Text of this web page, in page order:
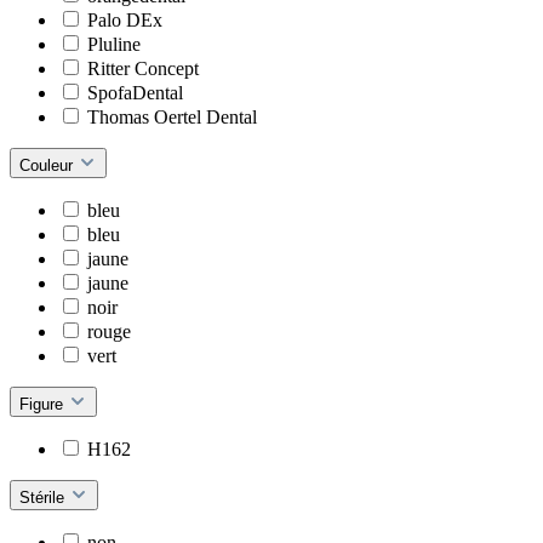
Palo DEx
Pluline
Ritter Concept
SpofaDental
Thomas Oertel Dental
Couleur
bleu
bleu
jaune
jaune
noir
rouge
vert
Figure
H162
Stérile